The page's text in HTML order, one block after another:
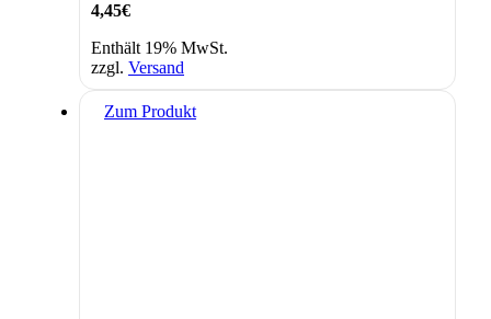
4,45€
Enthält 19% MwSt.
zzgl. Versand
Zum Produkt